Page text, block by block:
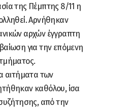
της Πέμπτης 8/11 η
Αρνήθηκαν
αρχών έγγραπτη
για την επόμενη
αιτήματα των
καθόλου, ίσα
από την